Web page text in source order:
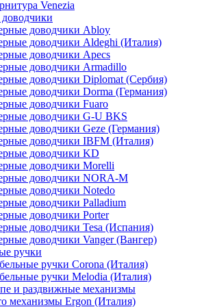
Venezia
доводчики Abloy
доводчики Aldeghi (Италия)
доводчики Apecs
доводчики Armadillo
доводчики Diplomat (Сербия)
доводчики Dorma (Германия)
доводчики Fuaro
доводчики G-U BKS
доводчики Geze (Германия)
доводчики IBFM (Италия)
доводчики KD
доводчики Morelli
доводчики NORA-M
доводчики Notedo
доводчики Palladium
доводчики Porter
доводчики Tesa (Испания)
доводчики Vanger (Вангер)
ручки
ручки Corona (Италия)
ручки Melodia (Италия)
и раздвижные механизмы
механизмы Ergon (Италия)